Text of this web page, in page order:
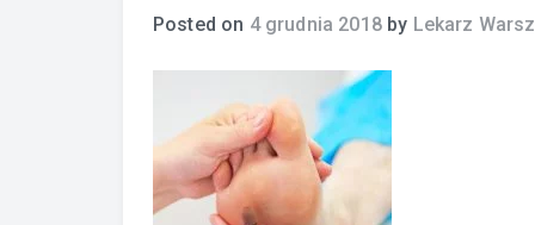
Posted on 4 grudnia 2018by Lekarz